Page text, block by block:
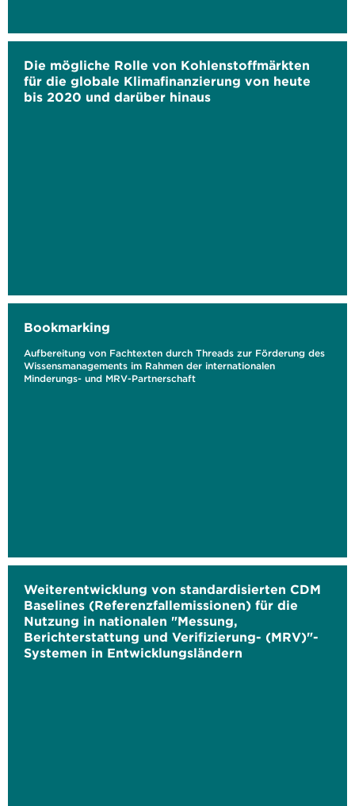
Die mögliche Rolle von Kohlenstoffmärkten
für die globale Klimafinanzierung von heute
bis 2020 und darüber hinaus
Bookmarking
Aufbereitung von Fachtexten durch Threads zur Förderung des
Wissensmanagements im Rahmen der internationalen
Minderungs- und MRV-Partnerschaft
Weiterentwicklung von standardisierten CDM
Baselines (Referenzfallemissionen) für die
Nutzung in nationalen "Messung,
Berichterstattung und Verifizierung- (MRV)"-
Systemen in Entwicklungsländern